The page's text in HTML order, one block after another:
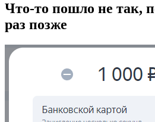
Что-то пошло не так,
раз позже